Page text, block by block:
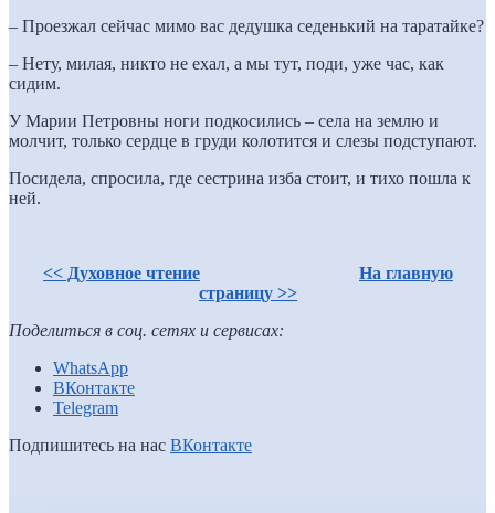
– Проезжал сейчас мимо вас дедушка седенький на таратайке?
– Нету, милая, никто не ехал, а мы тут, поди, уже час, как
сидим.
У Марии Петровны ноги подкосились – села на землю и
молчит, только сердце в груди колотится и слезы подступают.
Посидела, спросила, где сестрина изба стоит, и тихо пошла к
ней.
<< Духовное чтение
На главную
страницу >>
Поделиться в соц. сетях и сервисах:
WhatsApp
ВКонтакте
Telegram
Подпишитесь на нас ВКонтакте